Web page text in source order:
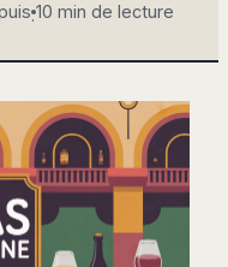
·10 min de lecture